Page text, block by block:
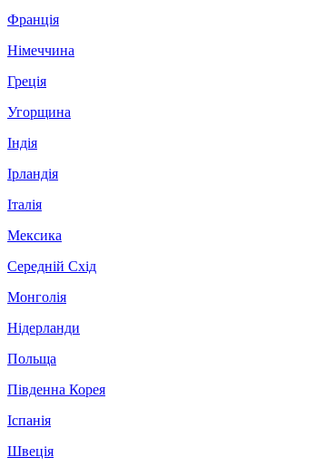
Франція
Німеччина
Греція
Угорщина
Індія
Ірландія
Італія
Мексика
Середній Схід
Монголія
Нідерланди
Польща
Південна Корея
Іспанія
Швеція